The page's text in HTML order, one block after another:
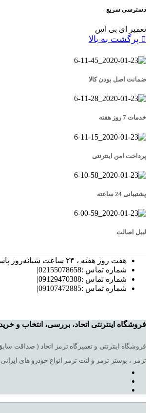
دسترسی سریع
تعمیر ای بی اس
برگشت به بالا
ضمانت اصل بودن کالا
خدمات 7 روز هفته
پرداخت امن اینترنتی
پشتیبانی 24 ساعته
لیبل اصالت
هفت روز هفته ، ۲۴ ساعت شبانه‌روز پاسخگوی شما هستیم
شماره تماس :02155078658|
شماره تماس :09129470388|
شماره تماس :09107472885|
فروشگاه اینترنتی اتحاد، بررسی، انتخاب و خرید
ترمز ، بوستر ترمز و لنت ترمز انواع خودرو های